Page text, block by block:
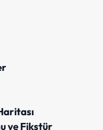
ve Fikstür